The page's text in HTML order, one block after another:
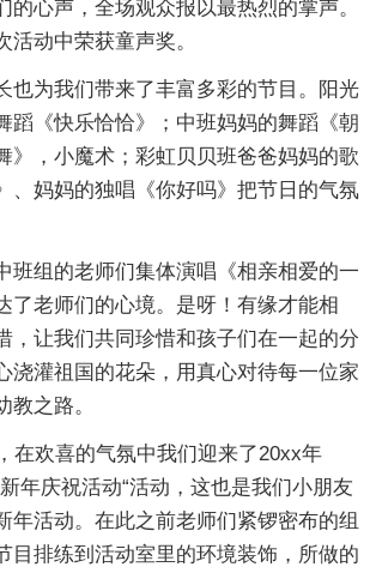
的心声，全场观众报以最热烈的掌声。
活动中荣获童声奖。
也为我们带来了丰富多彩的节目。阳光
蹈《快乐恰恰》；中班妈妈的舞蹈《朝
》，小魔术；彩虹贝贝班爸爸妈妈的歌
、妈妈的独唱《你好吗》把节日的气氛
班组的老师们集体演唱《相亲相爱的一
了老师们的心境。是呀！有缘才能相
，让我们共同珍惜和孩子们在一起的分
浇灌祖国的花朵，用真心对待每一位家
教之路。
在欢喜的气氛中我们迎来了20xx年
年庆祝活动“活动，这也是我们小朋友
年活动。在此之前老师们紧锣密布的组
目排练到活动室里的环境装饰，所做的